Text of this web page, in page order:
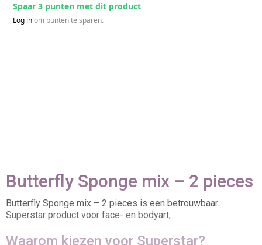
Spaar 3 punten met dit product
Log inom punten te sparen.
Butterfly Sponge mix – 2 pieces
Butterfly Sponge mix – 2 pieces is een betrouwbaar
Superstar product voor face- en bodyart,
Waarom kiezen voor Superstar?